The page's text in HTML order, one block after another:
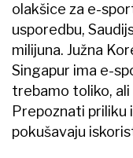
olakšice za e-
usporedbu,
milijuna. Južna
Singapur ima e-
trebamo toliko,
Prepoznati priliku
pokušavaju